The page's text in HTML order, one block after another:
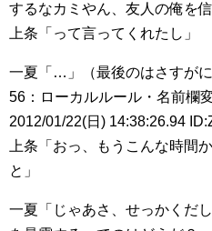
するなカミやん、友人の俺を
上条「って言ってくれたし」
一夏「…」（最後のはさすが
56：ローカルルール・名前欄
2012/01/22(日) 14:38:26.94
上条「おっ、もうこんな時間
と」
一夏「じゃあさ、せっかくだ